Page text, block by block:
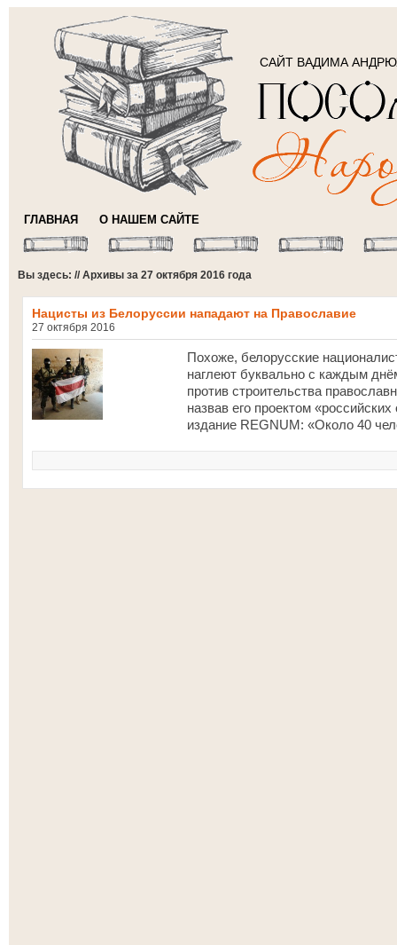
САЙТ ВАДИМА
ГЛАВНАЯ О НАШЕМ САЙТЕ
Вы здесь: // Архивы за 27 октября 2016 года
Нацисты из Белоруссии нападают на Православие
27 октября 2016
Похоже, белорусские
наглеют буквально с каждым
против строительства
назвав его проектом
издание REGNUM: «Около 40